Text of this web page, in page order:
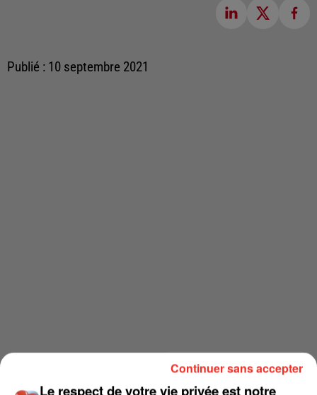
Publié : 10 septembre 2021
Le respect de votre vie privée est notre
Continuer sans accepter